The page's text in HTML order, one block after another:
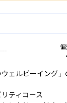
ウェルビーイング
ティコース